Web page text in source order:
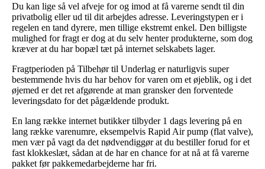
Du kan lige så vel afveje for og imod at få varerne sendt til din
privatbolig eller ud til dit arbejdes adresse. Leveringstypen er i
regelen en tand dyrere, men tillige ekstremt enkel. Den billigste
mulighed for fragt er dog at du selv henter produkterne, som dog
kræver at du har bopæl tæt på internet selskabets lager.
Fragtperioden på Tilbehør til Underlag er naturligvis super
bestemmende hvis du har behov for varen om et øjeblik, og i det
øjemed er det ret afgørende at man gransker den forventede
leveringsdato for det pågældende produkt.
En lang række internet butikker tilbyder 1 dags levering på en
lang række varenumre, eksempelvis Rapid Air pump (flat valve),
men vær på vagt da det nødvendiggør at du bestiller forud for et
fast klokkeslæt, sådan at de har en chance for at nå at få varerne
pakket før pakkemedarbejderne har fri.